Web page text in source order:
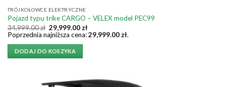
TRÓJKOŁOWCE ELEKTRYCZNE
Pojazd typu trike CARGO – VELEX model PEC99
34,999.00zł Pierwotna
cena
wynosiła:
34,999.00 zł.
29,999.00 złAktualna
cena
wynosi:
Poprzednia najniższa cena:29,999.00 zł.
DODAJ DO KOSZYKA